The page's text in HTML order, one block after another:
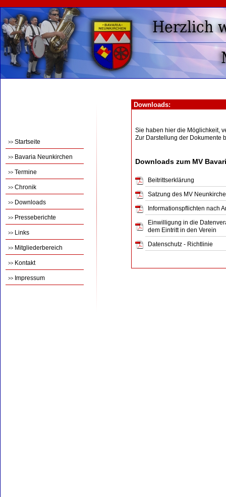
>> Startseite
>> Bavaria Neunkirchen
>> Termine
>> Chronik
>> Downloads
>> Presseberichte
>> Links
>> Mitgliederbereich
>> Kontakt
>> Impressum
Downloads:
Sie haben hier die Möglichkeit,
Zur Darstellung der Dokumente
Downloads zum MV
Beitrittserklärung
Satzung des MV
Informationspflichten nach
Einwilligung in die
dem Eintritt in den Verein
Datenschutz - Richtlinie